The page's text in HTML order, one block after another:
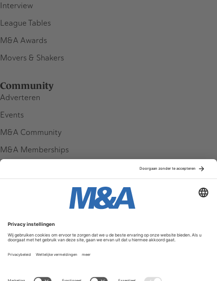
Interview
League Tables
M&A Awards
Movers & Shakers
Community
Adverteren
Events
M&A Community
M&A Memberships
Service & Contact
Contact
FAQ
Werken bij ons